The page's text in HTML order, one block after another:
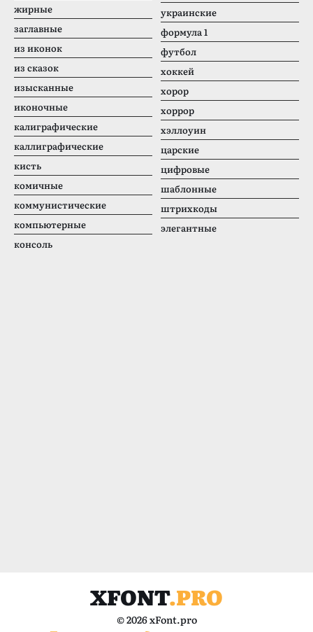
жирные
заглавные
из иконок
из сказок
изысканные
иконочные
калиграфические
каллиграфические
кисть
комичные
коммунистические
компьютерные
консоль
украинские
формула 1
футбол
хоккей
хорор
хоррор
хэллоуин
царские
цифровые
шаблонные
штрихкоды
элегантные
XFONT.PRO
© 2026 xFont.pro